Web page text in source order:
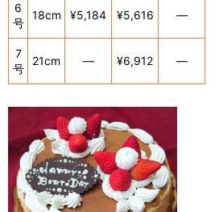
6
号
18cm ¥5,184 ¥5,616 ―
7
号
21cm ― ¥6,912 ―